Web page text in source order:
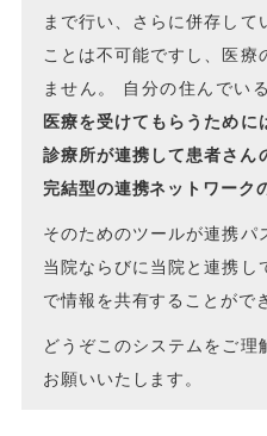
まで行い、さらに併存して
ことは不可能ですし、医療
ません。 自分の住んでい
医療を受けてもらうために
診療所が連携して患者さん
完結型の連携ネットワーク
そのためのツールが連携パ
当院ならびに当院と連携し
で情報を共有することがで
どうぞこのシステムをご理
お願いいたします。